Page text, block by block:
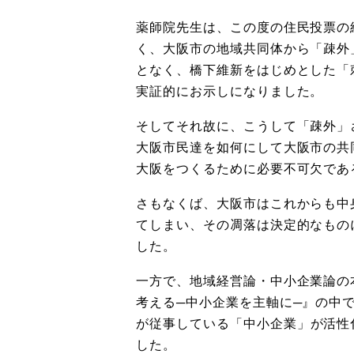
薬師院先生は、この度の住民投票
く、大阪市の地域共同体から「疎外
となく、 橋下維新をはじめとした
実証的にお示しになりました。
そしてそれ故に、こうして「疎外
大阪市民達を如何にして大阪市の
大阪をつくるために必要不可欠で
さもなくば、大阪市はこれからも
てしまい、 その凋落は決定的なも
した。
一方で、地域経営論・中小企業論
考える─中小企業を主軸に─』の中
が従事している「 中小企業」 が活
した。